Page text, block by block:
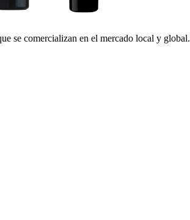
se comercializan en el mercado local y global.